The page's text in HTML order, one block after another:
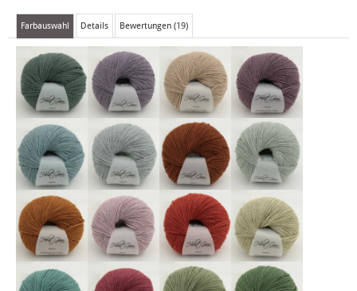
Farbauswahl Details Bewertungen (19)